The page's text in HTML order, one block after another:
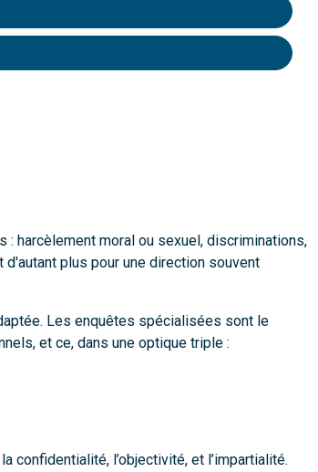
harcèlement moral ou sexuel, discriminations,
plus pour une direction souvent
Les enquêtes spécialisées sont le
et ce, dans une optique triple :
confidentialité, l’objectivité, et l’impartialité.